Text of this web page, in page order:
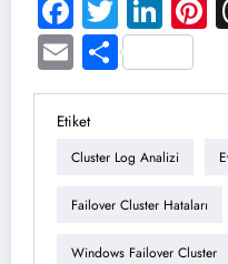
Facebook
Twitter
EmailShare
Etiket
Cluster Log Analizi
Failover Cluster Hataları
Windows Failover Cluster